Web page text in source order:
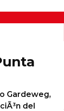
Gardeweg,
del